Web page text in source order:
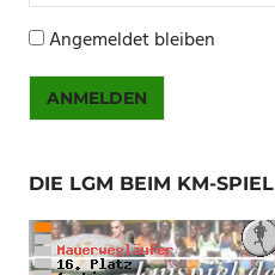
Angemeldet bleiben
ANMELDEN
DIE LGM BEIM KM-SPIEL